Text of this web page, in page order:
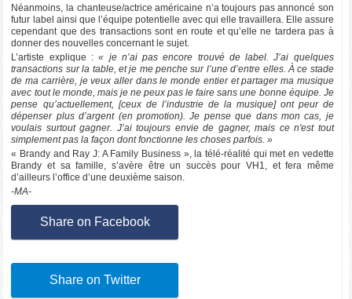
Néanmoins, la chanteuse/actrice américaine n’a toujours pas annoncé son
futur label ainsi que l’équipe potentielle avec qui elle travaillera. Elle assure
cependant que des transactions sont en route et qu’elle ne tardera pas à
donner des nouvelles concernant le sujet.
L’artiste explique :« je n’ai pas encore trouvé de label. J’ai quelques
transactions sur la table, et je me penche sur l’une d’entre elles. À ce stade
de ma carrière, je veux aller dans le monde entier et partager ma musique
avec tout le monde, mais je ne peux pas le faire sans une bonne équipe. Je
pense qu’actuellement, [ceux de l’industrie de la musique] ont peur de
dépenser plus d’argent (en promotion). Je pense que dans mon cas, je
voulais surtout gagner. J’ai toujours envie de gagner, mais ce n'est tout
simplement pas la façon dont fonctionne les choses parfois. »
« Brandy and Ray J: A Family Business », la télé-réalité qui met en vedette
Brandy et sa famille, s’avère être un succès pour VH1, et fera même
d’ailleurs l’office d’une deuxième saison.
-MA-
Share on Facebook
Share on Twitter